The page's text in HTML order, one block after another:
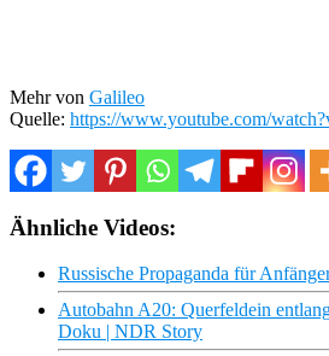
Mehr von Galileo
Quelle: https://www.youtube.com/
Ähnliche Videos:
Russische Propaganda für
Autobahn A20: Querfeldein
Doku | NDR Story